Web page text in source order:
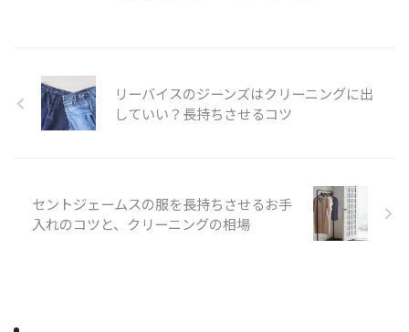
リーバイスのジーンズはクリーニングに出
していい？長持ちさせるコツ
セントジェームスの服を長持ちさせるお手
入れのコツと、クリーニングの相場